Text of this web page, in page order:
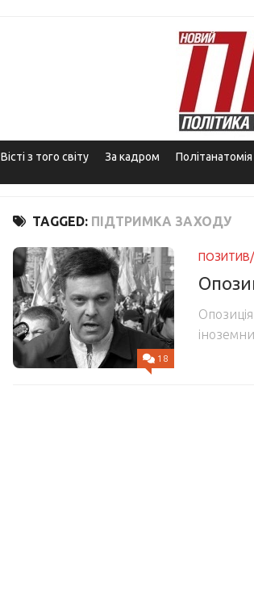
Вісті з того світу За кадром Політанатомія
TAGGED: ПІДТРИМКА ЗАХОДУ
18
ПОЗИТИВ/